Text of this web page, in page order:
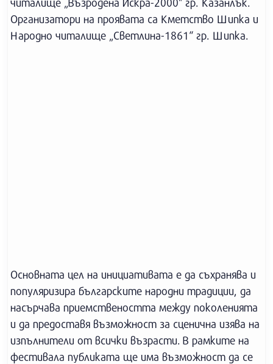
Организатори на проявата са Кметство Шипка и
Народно читалище „Светлина-1861“ гр. Шипка.
Основната цел на инициативата е да съхранява и
популяризира българските народни традиции, да
насърчава приемствеността между поколенията
и да предоставя възможност за сценична изява на
изпълнители от всички възрасти. В рамките на
фестивала публиката ще има възможност да се